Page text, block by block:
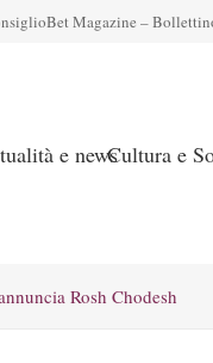
Bet Magazine –
e newsCultura e
Rosh Chodesh